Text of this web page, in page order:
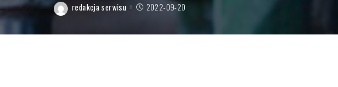
Posted
redakcja serwisu 2022-09-20